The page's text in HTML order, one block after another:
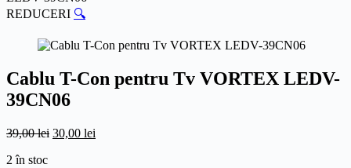
REDUCERI 🔍
Cablu T-Con pentru Tv VORTEX LEDV-
39CN06
39,00lei Prețul
30,00 lei
2 în stoc